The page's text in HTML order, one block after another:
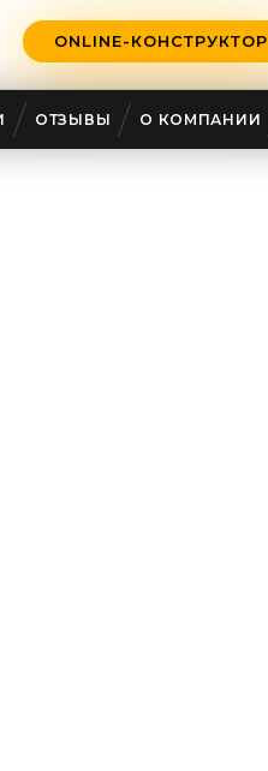
ONLINE-КОНСТРУКТОР
ОТЗЫВЫ О КОМПАНИИ